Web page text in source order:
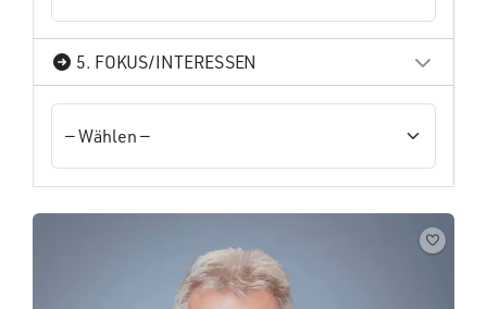
5. FOKUS/INTERESSEN